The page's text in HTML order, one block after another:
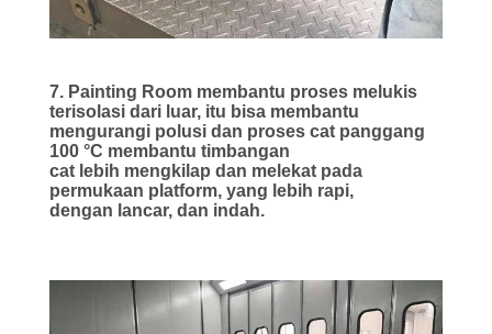
7. Painting Room membantu proses melukis
terisolasi dari luar, itu bisa membantu
mengurangi polusi dan proses cat panggang
100 °C membantu timbangan
cat lebih mengkilap dan melekat pada
permukaan platform, yang lebih rapi,
dengan lancar, dan indah.